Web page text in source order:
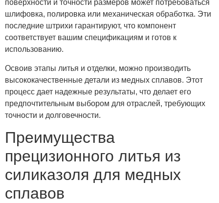
поверхности и точности размеров может потребоваться
шлифовка, полировка или механическая обработка. Эти
последние штрихи гарантируют, что компонент
соответствует вашим спецификациям и готов к
использованию.
Освоив этапы литья и отделки, можно производить
высококачественные детали из медных сплавов. Этот
процесс дает надежные результаты, что делает его
предпочтительным выбором для отраслей, требующих
точности и долговечности.
Преимущества
прецизионного литья из
силиказоля для медных
сплавов